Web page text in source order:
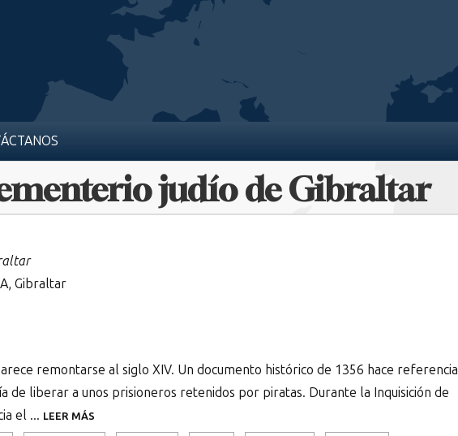
judío de Gibraltar
Gibraltar
remontarse al siglo XIV. Un documento histórico de 1356 hace referencia
de liberar a unos prisioneros retenidos por piratas. Durante la Inquisición de
el ... LEER MÁS